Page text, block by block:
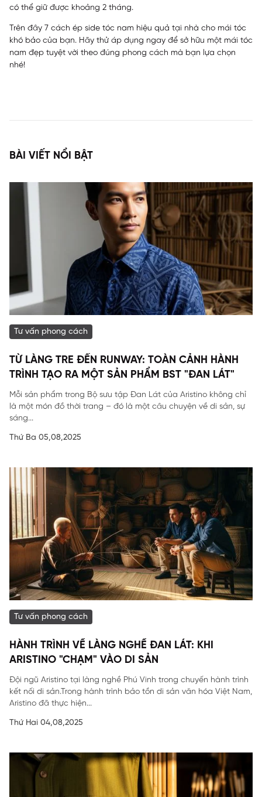
có thể giữ được khoảng 2 tháng.
Trên đây 7 cách ép side tóc nam hiệu quả tại nhà cho mái tóc
khó bảo của bạn. Hãy thử áp dụng ngay để sở hữu một mái tóc
nam đẹp tuyệt vời theo đúng phong cách mà bạn lựa chọn
nhé!
BÀI VIẾT NỔI BẬT
Tư vấn phong cách
TỪ LÀNG TRE ĐẾN RUNWAY: TOÀN CẢNH HÀNH
TRÌNH TẠO RA MỘT SẢN PHẨM BST "ĐAN LÁT"
Mỗi sản phẩm trong Bộ sưu tập Đan Lát của Aristino không chỉ
là một món đồ thời trang – đó là một câu chuyện về di sản, sự
sáng...
Thứ Ba 05,08,2025
Tư vấn phong cách
HÀNH TRÌNH VỀ LÀNG NGHỀ ĐAN LÁT: KHI
ARISTINO "CHẠM" VÀO DI SẢN
Đội ngũ Aristino tại làng nghề Phú Vinh trong chuyến hành trình
kết nối di sản.Trong hành trình bảo tồn di sản văn hóa Việt Nam,
Aristino đã thực hiện...
Thứ Hai 04,08,2025